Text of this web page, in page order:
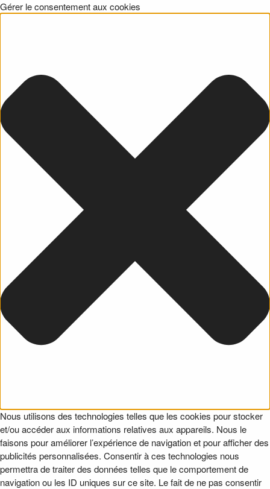
Gérer le consentement aux cookies
Nous utilisons des technologies telles que les cookies pour stocker
et/ou accéder aux informations relatives aux appareils. Nous le
faisons pour améliorer l’expérience de navigation et pour afficher des
publicités personnalisées. Consentir à ces technologies nous
permettra de traiter des données telles que le comportement de
navigation ou les ID uniques sur ce site. Le fait de ne pas consentir